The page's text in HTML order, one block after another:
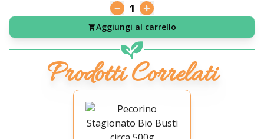
1
Aggiungi al carrello
Prodotti Correlati